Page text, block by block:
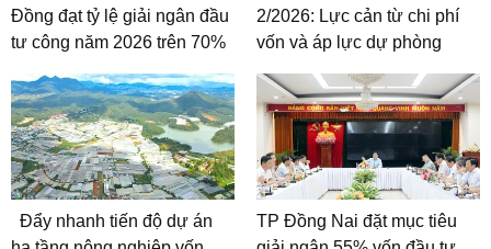
Đồng đạt tỷ lệ giải ngân đầu
tư công năm 2026 trên 70%
2/2026: Lực cản từ chi phí
vốn và áp lực dự phòng
Đẩy nhanh tiến độ dự án
TP Đồng Nai đặt mục tiêu